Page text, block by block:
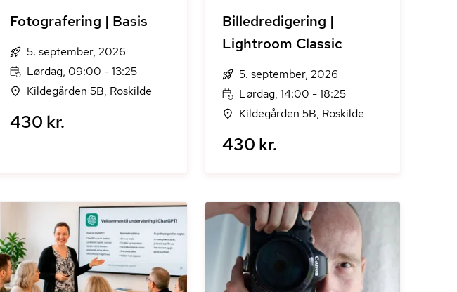
Fotografering | Basis
5. september, 2026
Lørdag, 09:00 - 13:25
Kildegården 5B, Roskilde
430 kr.
Billedredigering |
Lightroom Classic
5. september, 2026
Lørdag, 14:00 - 18:25
Kildegården 5B, Roskilde
430 kr.